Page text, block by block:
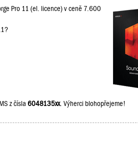
Pro 11 (el. licence) v ceně 7.600
z čísla 6048135xx. Výherci blohopřejeme!